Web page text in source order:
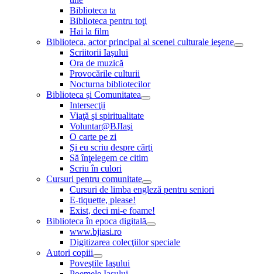
Biblioteca ta
Biblioteca pentru toţi
Hai la film
Biblioteca, actor principal al scenei culturale ieşene
Scriitorii Iaşului
Ora de muzică
Provocările culturii
Nocturna bibliotecilor
Biblioteca și Comunitatea
Intersecţii
Viaţă şi spiritualitate
Voluntar@BJIaşi
O carte pe zi
Şi eu scriu despre cărţi
Să înţelegem ce citim
Scriu în culori
Cursuri pentru comunitate
Cursuri de limba engleză pentru seniori
E-tiquette, please!
Exist, deci mi-e foame!
Biblioteca în epoca digitală
www.bjiasi.ro
Digitizarea colecţiilor speciale
Autori copiii
Poveştile Iaşului